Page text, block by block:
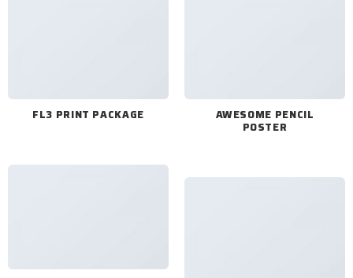
FL3 PRINT PACKAGE
AWESOME PENCIL
POSTER